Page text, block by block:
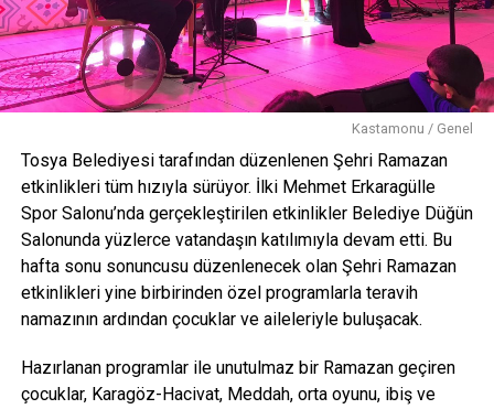
Kastamonu / Genel
Tosya Belediyesi tarafından düzenlenen Şehri Ramazan
etkinlikleri tüm hızıyla sürüyor. İlki Mehmet Erkaragülle
Spor Salonu’nda gerçekleştirilen etkinlikler Belediye Düğün
Salonunda yüzlerce vatandaşın katılımıyla devam etti. Bu
hafta sonu sonuncusu düzenlenecek olan Şehri Ramazan
etkinlikleri yine birbirinden özel programlarla teravih
namazının ardından çocuklar ve aileleriyle buluşacak.
Hazırlanan programlar ile unutulmaz bir Ramazan geçiren
çocuklar, Karagöz-Hacivat, Meddah, orta oyunu, ibiş ve